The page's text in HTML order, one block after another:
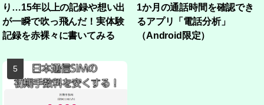
り…15年以上の記録や想い出
が一瞬で吹っ飛んだ！実体験
記録を赤裸々に書いてみる
1か月の通話時間を確認でき
るアプリ「電話分析」
（Android限定）